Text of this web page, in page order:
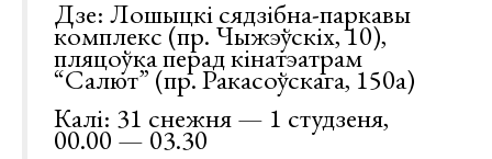
Дзе: Лошыцкі сядзібна-паркавы
комплекс (пр. Чыжэўскіх, 10),
пляцоўка перад кінатэатрам
“Салют” (пр. Ракасоўскага, 150а)
Калі: 31 снежня — 1 студзеня,
00.00 — 03.30